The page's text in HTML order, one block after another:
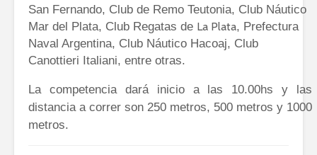
San Fernando, Club de Remo Teutonia, Club Náutico
Mar del Plata, Club Regatas de La Plata, Prefectura
Naval Argentina, Club Náutico Hacoaj, Club
Canottieri Italiani, entre otras.
La competencia dará inicio a las 10.00hs y las
distancia a correr son 250 metros, 500 metros y 1000
metros.